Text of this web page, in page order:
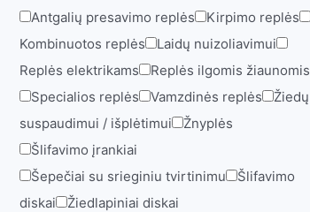
Antgalių presavimo replės
Kirpimo replės
Kombinuotos replės
Laidų nuizoliavimui
Replės elektrikams
Replės ilgomis žiaunomis
Specialios replės
Vamzdinės replės
Žiedų
suspaudimui / išplėtimui
Žnyplės
Šlifavimo įrankiai
Šepečiai su srieginiu tvirtinimu
Šlifavimo
diskai
Žiedlapiniai diskai